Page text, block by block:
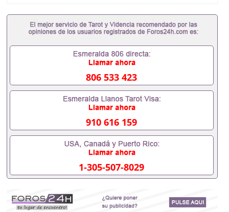
证+成绩单+留学回国人员证明+教育部认证,录取通知
书，雅思。（全套留学回国必备证明材料，给父母及
亲朋好友一份完美交代）； 2、雅思、托福，
校、转学，甚至是申请工签都可以用到）。 注：上述
材料，随时都可以安排办理，毕业证成绩单，学校，
内找工作假的毕业证可以用吗551190476假的毕业证
成绩单可以办学历认证吗551190476要定居国外需要
办理什么材料551190476入职事业单位/国企假的毕业
证会查吗551190476入职国企/事业单位需要些什么材
料551190476办理假毕业证在国内能用吗, 挂科拿不到
毕业证怎么办, 毕业证丢了怎么办, 没有正常毕业怎么
办理毕业证,没毕业可以办学历认证吗,您是否因为中
途辍学、挂科而没有正常毕业551190476您是否因为
递交材料不齐而被拒之门外551190476您是否因没正
常毕业而导致回国得不到教育部认证在校挂科了不想
读了,成绩不理想毕不了业怎么办551190476找工作没
如何办理本科/硕士毕业证551190476网上买文凭可靠
吗551190476哪里可以买国外文凭551190476国外本
806 533 423
910 616 159
1-305-507-8029